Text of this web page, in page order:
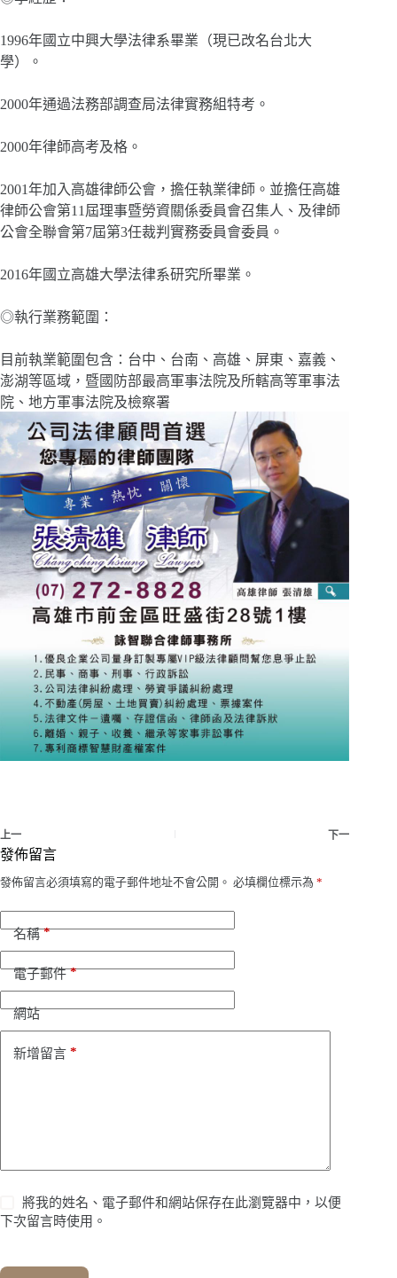
1996年國立中興大學法律系畢業（現已改名台北大
學）。
2000年通過法務部調查局法律實務組特考。
2000年律師高考及格。
2001年加入高雄律師公會，擔任執業律師。並擔任高雄
律師公會第11屆理事暨勞資關係委員會召集人、及律師
公會全聯會第7屆第3任裁判實務委員會委員。
2016年國立高雄大學法律系研究所畢業。
◎執行業務範圍：
目前執業範圍包含：台中、台南、高雄、屏東、嘉義、
澎湖等區域，暨國防部最高軍事法院及所轄高等軍事法
院、地方軍事法院及檢察署
上一 下一
發佈留言
發佈留言必須填寫的電子郵件地址不會公開。 必填欄位標示為 *
名稱*
電子郵件*
網站
新增留言 *
將我的姓名、電子郵件和網站保存在此瀏覽器中，以便
下次留言時使用。